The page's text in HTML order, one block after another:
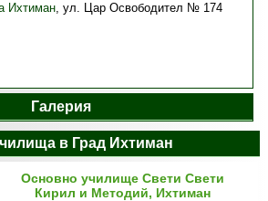
Ихтиман,ул. Цар Освободител № 174
Галерия
в Град Ихтиман
Основно училище Свети Свети
Кирил и Методий, Ихтиман